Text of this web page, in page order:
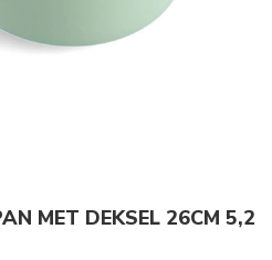
MET DEKSEL 26CM 5,2